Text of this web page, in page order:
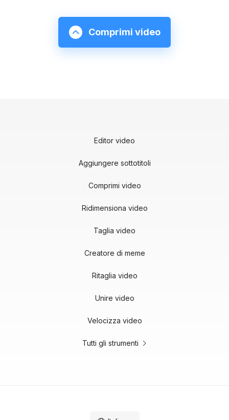
Comprimi video
Editor video
Aggiungere sottotitoli
Comprimi video
Ridimensiona video
Taglia video
Creatore di meme
Ritaglia video
Unire video
Velocizza video
Tutti gli strumenti